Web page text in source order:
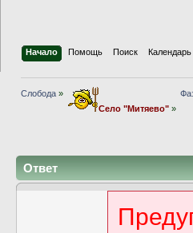
Начало Помощь Поиск Календарь
Слобода »
Село "Митяево"»
Ответ